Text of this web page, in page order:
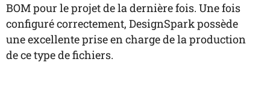
BOM pour le projet de la dernière fois. Une fois
configuré correctement, DesignSpark possède
une excellente prise en charge de la production
de ce type de fichiers.